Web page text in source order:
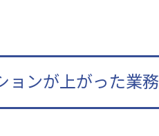
ョンが上がった業務